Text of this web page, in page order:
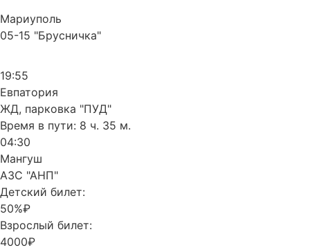
Мариуполь
05-15 "Брусничка"
19:55
Евпатория
ЖД, парковка "ПУД"
Время в пути: 8 ч. 35 м.
04:30
Мангуш
АЗС "АНП"
Детский билет:
50%₽
Взрослый билет:
4000₽